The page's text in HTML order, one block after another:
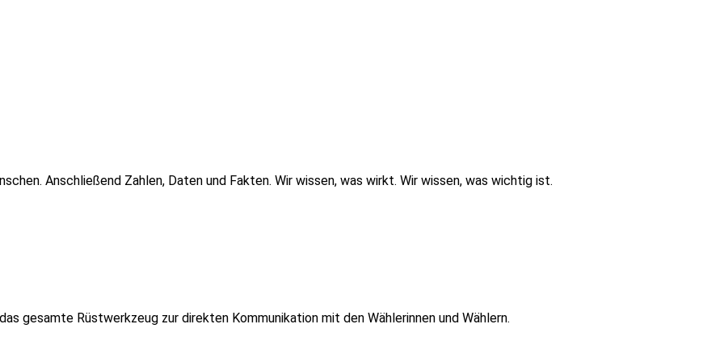
Anschließend Zahlen, Daten und Fakten. Wir wissen, was wirkt. Wir wissen, was wichtig ist.
gesamte Rüstwerkzeug zur direkten Kommunikation mit den Wählerinnen und Wählern.